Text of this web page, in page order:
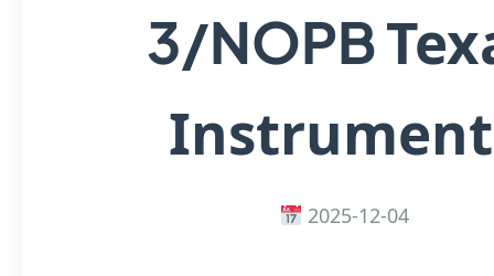
3/NOPB
2025-12-04